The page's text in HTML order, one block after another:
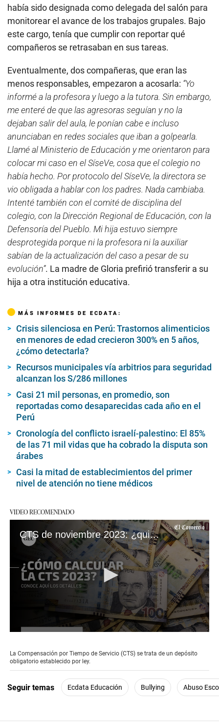
había sido designada como delegada del salón para
monitorear el avance de los trabajos grupales. Bajo
este cargo, tenía que cumplir con reportar qué
compañeros se retrasaban en sus tareas.
Eventualmente, dos compañeras, que eran las
menos responsables, empezaron a acosarla: “Yo
informé a la profesora y luego a la tutora. Sin embargo,
me enteré de que las agresoras seguían y no la
dejaban salir del aula, le ponían cabe e incluso
anunciaban en redes sociales que iban a golpearla.
Llamé al Ministerio de Educación y me orientaron para
colocar mi caso en el SíseVe, cosa que el colegio no
había hecho. Por protocolo del SíseVe, la directora se
vio obligada a hablar con los padres. Nada cambiaba.
Intenté también con el comité de disciplina del
colegio, con la Dirección Regional de Educación, con la
Defensoría del Pueblo. Mi hija estuvo siempre
desprotegida porque ni la profesora ni la auxiliar
sabían de la actualización del caso a pesar de su
evolución”. La madre de Gloria prefirió transferir a su
hija a otra institución educativa.
MÁS INFORMES DE ECDATA:
Crisis silenciosa en Perú: Trastornos alimenticios
en menores de edad crecieron 300% en 5 años,
¿cómo detectarla?
Recursos municipales vía arbitrios para seguridad
alcanzan los S/286 millones
Casi 21 mil personas, en promedio, son
reportadas como desaparecidas cada año en el
Perú
Cronología del conflicto israelí-palestino: El 85%
de las 71 mil vidas que ha cobrado la disputa son
árabes
Casi la mitad de establecimientos del primer
nivel de atención no tiene médicos
VIDEO RECOMENDADO
CTS de noviembre 2023: ¿quiénes la reciben, cómo calcularla y hasta cuándo se puede retirar?
of
2
minutes,
seconds
La Compensación por Tiempo de Servicio (CTS) se trata de un depósito
obligatorio establecido por ley.
Seguir temas Ecdata Educación Bullying Abuso